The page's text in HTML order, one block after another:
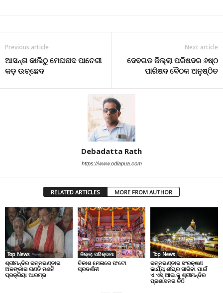
Previous article
ଆସନ୍ତା କାଲିଠୁ ମେଘନାଦ ପାଚେରୀ
କଡ଼ ଉଚ୍ଛେଦ
Next article
ଦେବଗଡ ଜିଲ୍ଲା ପରିଷଦର ୬ଷ୍ଠ
ପାରିଷଦ ବୈଠକ ଅନୁଷ୍ଠିତ
Debadatta Rath
https://www.odiapua.com
RELATED ARTICLES MORE FROM AUTHOR
Top News
ଶ୍ରୀମନ୍ଦିର ରତ୍ନଭଣ୍ଡାର
ଅଳଙ୍କାର ଗଣତି ମଣତି
ପ୍ରକ୍ରିୟା ଆରମ୍ଭ
ଜିଲ୍ଲା ପରିକ୍ରମା
ବିକାଶ ମେଳାରେ ଫଟୋ
ପ୍ରଦର୍ଶନୀ
Top News
ରତ୍ନଭଣ୍ଡାର ସଂରକ୍ଷଣ
କାର୍ଯ୍ୟ ଶୀଘ୍ର ସାରିବା ପାଇଁ
ଏ.ଏସ୍.ଆଇ.କୁ ଶ୍ରୀମନ୍ଦିର
ପ୍ରଶାସନର ଚିଠି